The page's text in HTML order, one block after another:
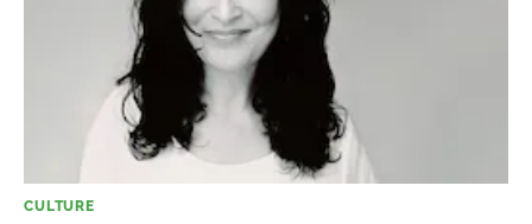
CULTURE